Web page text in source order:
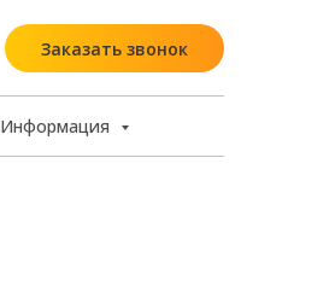
Заказать звонок
Информация